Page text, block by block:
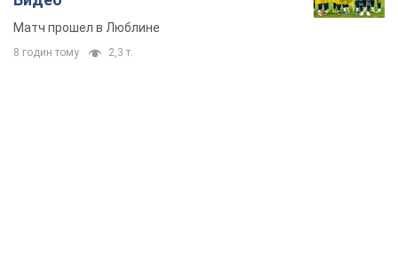
Матч прошел в Люблине
8 годин тому 2,3 т.